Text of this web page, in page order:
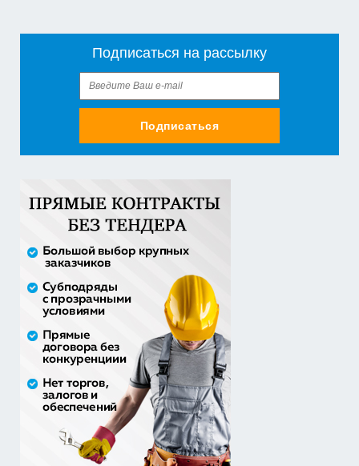
Подписаться на рассылку
Подписаться
приобретение жилого помещения (квартиры) в
муниципальную соб...
1 538 252,80 руб. - сумма сделки
30% аванс;
Закупка путевок в санаторно-курортные организации
детям-сиро...
Оказание услуг по организации отдыха и
оздоровления детей из...
2 558 571,60 руб. - сумма сделки
20% аванс;
Закупка путевок в детские специализированные
(профильные) ла...
3 241 482,30 руб. - сумма сделки
30% аванс;
приобретение жилого помещения (квартиры) в
муниципальную соб...
1 538 252,80 руб. - сумма сделки
30% аванс;